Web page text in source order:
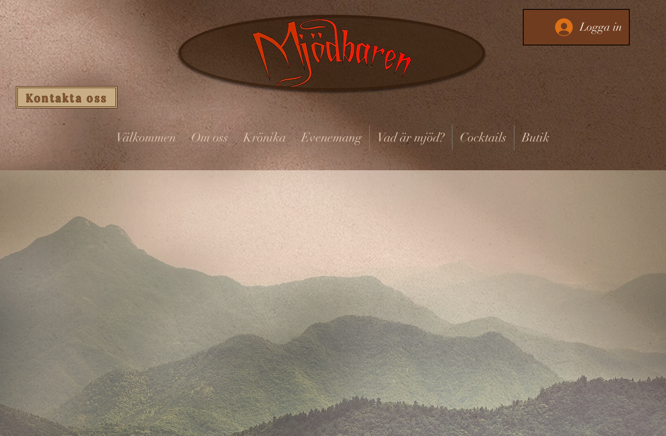
Logga in
Välkommen Om oss Krönika Evenemang Vad är mjöd? Cocktails Butik
Kontakta oss